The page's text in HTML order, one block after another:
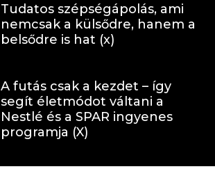
Tudatos szépségápolás, ami
nemcsak a külsődre, hanem a
belsődre is hat (x)
A futás csak a kezdet – így
segít életmódot váltani a
Nestlé és a SPAR ingyenes
programja (X)